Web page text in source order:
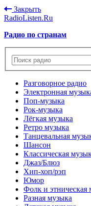
Закрыть
RadioListen.Ru
Радио по странам
Разговорное радио
Электронная
Поп-музыка
Рок-музыка
Лёгкая музыка
Ретро музыка
Танцевальная
Шансон
Классическая
Джаз/Блюз
Хип-хоп/рэп
Юмор
Фолк и этническая
Разная музыка